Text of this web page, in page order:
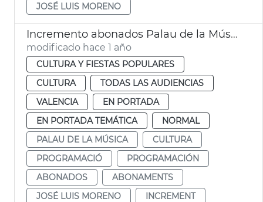
JOSÉ LUIS MORENO
Incremento abonados Palau de la Música 2024-25
modificado hace 1 año
CULTURA Y FIESTAS POPULARES
CULTURA
TODAS LAS AUDIENCIAS
VALENCIA
EN PORTADA
EN PORTADA TEMÁTICA
NORMAL
PALAU DE LA MÚSICA
CULTURA
PROGRAMACIÓ
PROGRAMACIÓN
ABONADOS
ABONAMENTS
JOSÉ LUIS MORENO
INCREMENT